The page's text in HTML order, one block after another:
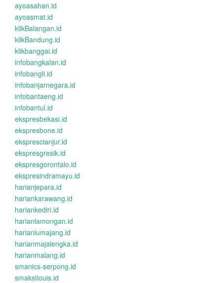
ayoasahan.id
ayoasmat.id
klikBalangan.id
klikBandung.id
klikbanggai.id
infobangkalan.id
infobangli.id
infobanjarnegara.id
infobantaeng.id
infobantul.id
ekspresbekasi.id
ekspresbone.id
eksprescianjur.id
ekspresgresik.id
ekspresgorontalo.id
ekspresindramayu.id
harianjepara.id
hariankarawang.id
hariankediri.id
harianlamongan.id
harianlumajang.id
harianmajalengka.id
harianmalang.id
smanics-serpong.id
smakstlouis.id